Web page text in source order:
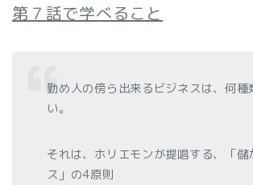
第７話で学べること
勤め人の傍ら出来るビジネスは、何種
い。
それは、ホリエモンが提唱する、「儲
ス」の4原則